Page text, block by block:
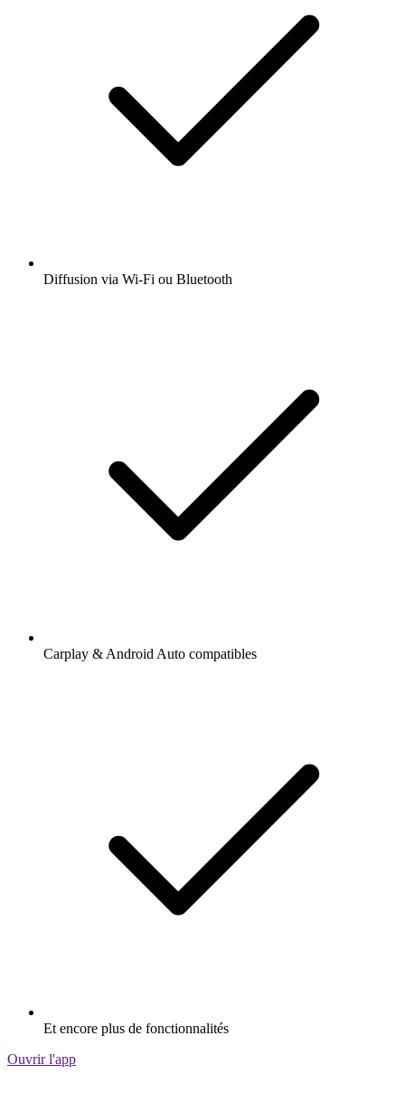
Diffusion via Wi-Fi ou Bluetooth
Carplay & Android Auto compatibles
Et encore plus de fonctionnalités
Ouvrir l'app